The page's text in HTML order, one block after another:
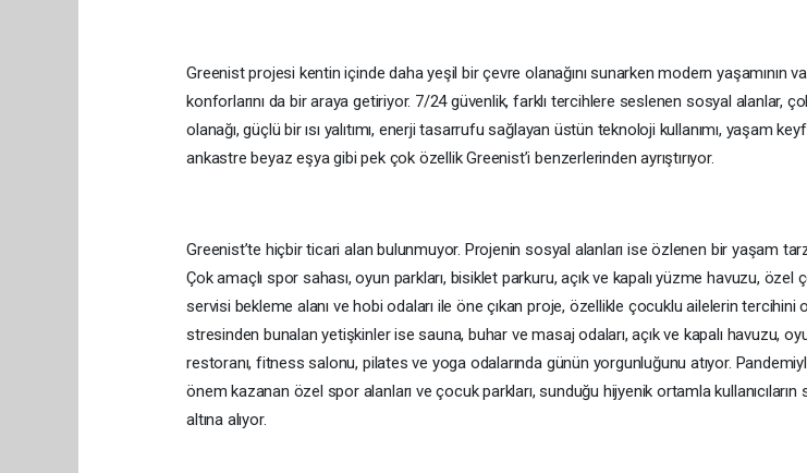
Greenist projesi kentin içinde daha yeşil bir çevre olanağını sunarken modern yaşamının
konforlarını da bir araya getiriyor. 7/24 güvenlik, farklı tercihlere seslenen sosyal alanlar,
olanağı, güçlü bir ısı yalıtımı, enerji tasarrufu sağlayan üstün teknoloji kullanımı, yaşam
ankastre beyaz eşya gibi pek çok özellik Greenist’i benzerlerinden ayrıştırıyor.
Greenist’te hiçbir ticari alan bulunmuyor. Projenin sosyal alanları ise özlenen bir yaşam
Çok amaçlı spor sahası, oyun parkları, bisiklet parkuru, açık ve kapalı yüzme havuzu, özel
servisi bekleme alanı ve hobi odaları ile öne çıkan proje, özellikle çocuklu ailelerin tercihini
stresinden bunalan yetişkinler ise sauna, buhar ve masaj odaları, açık ve kapalı havuzu,
restoranı, fitness salonu, pilates ve yoga odalarında günün yorgunluğunu atıyor.
önem kazanan özel spor alanları ve çocuk parkları, sunduğu hijyenik ortamla kullanıcıların
altına alıyor.